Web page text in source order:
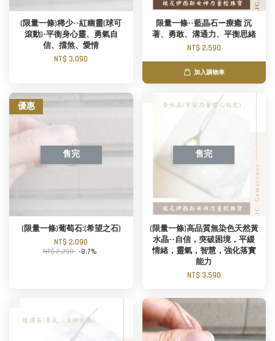
(限量一條)稀少--紅幽靈(球可
滾動)-平衡身心靈、勇氣自
信、擋煞、愛情
NT$ 3,090
限量一條--藍晶石ー療癒 沉
著、勇敢、溝通力、平衡思緒
NT$ 2,590
加入購物車
優惠
售完
(限量一條)葡萄石:(希望之石)
NT$ 2,090
NT$ 2,290 -8.7%
售完
(限量一條)高品質無染色天然黃
水晶--自信，突破困境，平緩
情緒，靈氣，智慧，強化落實
能力
NT$ 3,590